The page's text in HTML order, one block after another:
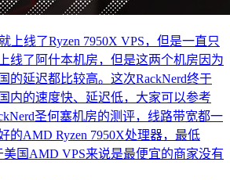
上线了Ryzen 7950X VPS，但是一直只
线了阿什本机房，但是这两个机房因为
的延迟都比较高。这次RackNerd终于
内的速度快、延迟低，大家可以参考
圣何塞机房的测评，线路带宽都一
的AMD Ryzen 7950X处理器，最低
美国AMD VPS来说是最便宜的商家没有